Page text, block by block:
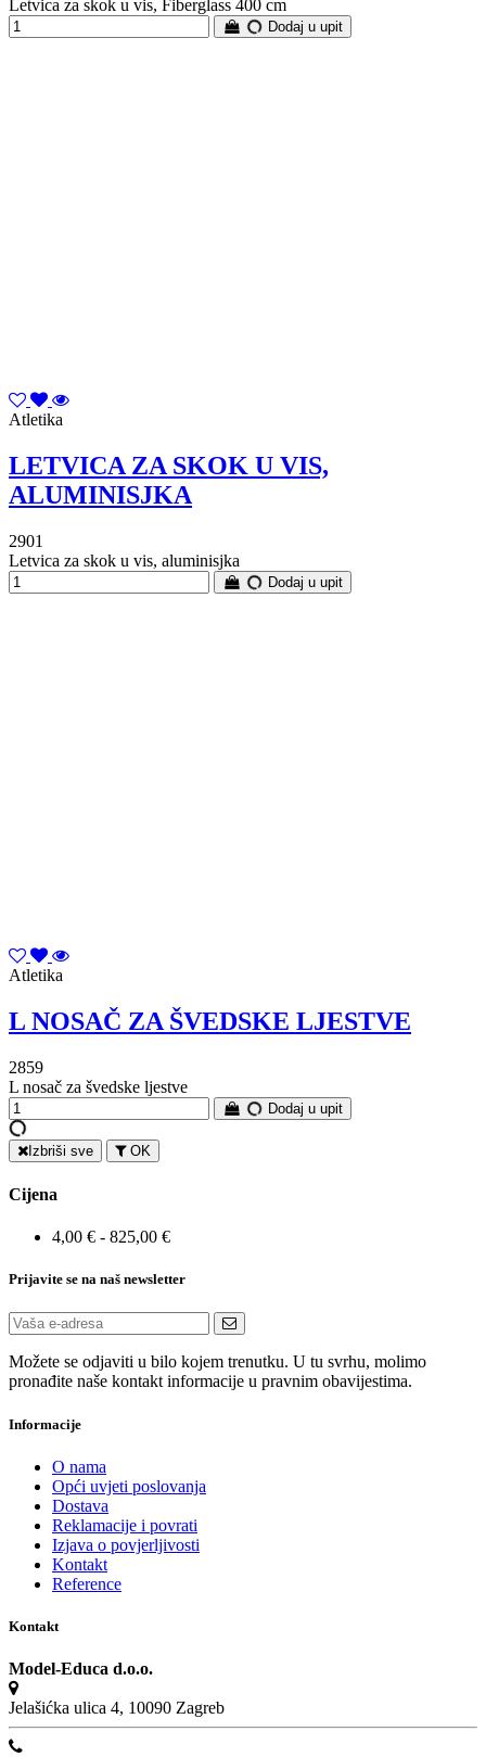
Letvica za skok u vis, Fiberglass 400 cm
Dodaj u upit
Atletika
LETVICA ZA SKOK U VIS,
ALUMINISJKA
2901
Letvica za skok u vis, aluminisjka
Dodaj u upit
Atletika
L NOSAČ ZA ŠVEDSKE LJESTVE
2859
L nosač za švedske ljestve
Dodaj u upit
Izbriši sve OK
Cijena
4,00 € - 825,00 €
Prijavite se na naš newsletter
Možete se odjaviti u bilo kojem trenutku. U tu svrhu, molimo
pronađite naše kontakt informacije u pravnim obavijestima.
Informacije
O nama
Opći uvjeti poslovanja
Dostava
Reklamacije i povrati
Izjava o povjerljivosti
Kontakt
Reference
Kontakt
Model-Educa d.o.o.
Jelašićka ulica 4, 10090 Zagreb